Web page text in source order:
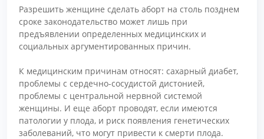
Разрешить женщине сделать аборт на столь позднем
сроке законодательство может лишь при
предъявлении определенных медицинских и
социальных аргументированных причин.
К медицинским причинам относят: сахарный диабет,
проблемы с сердечно-сосудистой дистонией,
проблемы с центральной нервной системой
женщины. И еще аборт проводят, если имеются
патологии у плода, и риск появления генетических
заболеваний, что могут привести к смерти плода.